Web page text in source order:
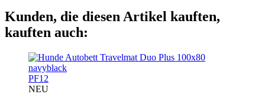
Kunden, die diesen Artikel kauften,
kauften auch:
PF12
NEU